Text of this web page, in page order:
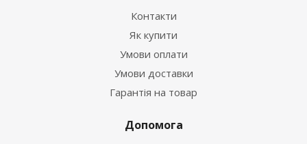
Контакти
Як купити
Умови оплати
Умови доставки
Гарантія на товар
Допомога